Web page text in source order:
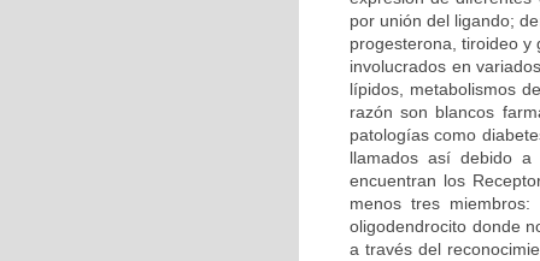
por unión del ligando;
progesterona, tiroideo y
involucrados en
lípidos, metabolismos
razón son blancos
patologías como
llamados así debido
encuentran los
menos tres miembros:
oligodendrocito donde
a través del